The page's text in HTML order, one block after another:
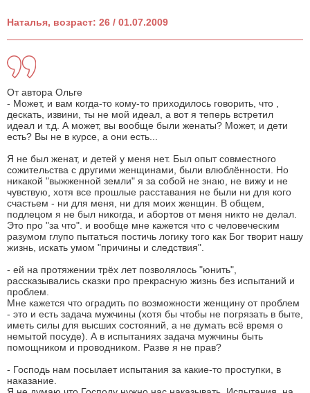
Наталья, возраст: 26 / 01.07.2009
От автора Ольге
- Может, и вам когда-то кому-то приходилось говорить, что ,
дескать, извини, ты не мой идеал, а вот я теперь встретил
идеал и т.д. А может, вы вообще были женаты? Может, и дети
есть? Вы не в курсе, а они есть...
Я не был женат, и детей у меня нет. Был опыт совместного
сожительства с другими женщинами, были влюблённости. Но
никакой "выжженной земли" я за собой не знаю, не вижу и не
чувствую, хотя все прошлые расставания не были ни для кого
счастьем - ни для меня, ни для моих женщин. В общем,
подлецом я не был никогда, и абортов от меня никто не делал.
Это про "за что". и вообще мне кажется что с человеческим
разумом глупо пытаться постичь логику того как Бог творит нашу
жизнь, искать умом "причины и следствия".
- ей на протяжении трёх лет позволялось "юнить",
рассказывались сказки про прекрасную жизнь без испытаний и
проблем.
Мне кажется что оградить по возможности женщину от проблем
- это и есть задача мужчины (хотя бы чтобы не погрязать в быте,
иметь силы для высших состояний, а не думать всё время о
немытой посуде). А в испытаниях задача мужчины быть
помощником и проводником. Разве я не прав?
- Господь нам посылает испытания за какие-то проступки, в
наказание.